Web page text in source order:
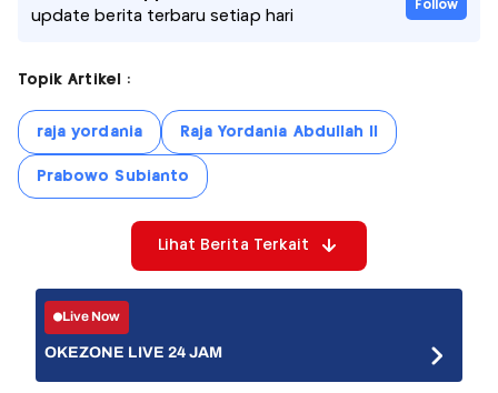
update berita terbaru setiap hari
Follow
Topik Artikel :
raja yordania Raja Yordania Abdullah II
Prabowo Subianto
Lihat Berita Terkait
Live Now
OKEZONE LIVE 24 JAM